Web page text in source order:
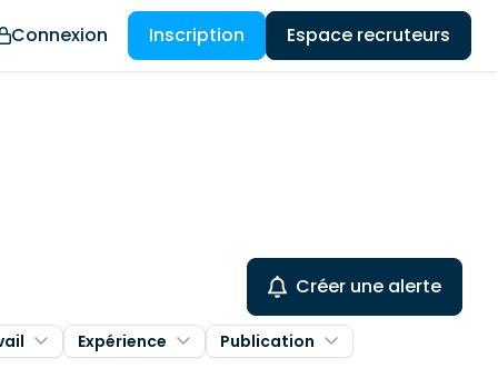
Connexion Inscription Espace recruteurs
Créer une alerte
Expérience Publication